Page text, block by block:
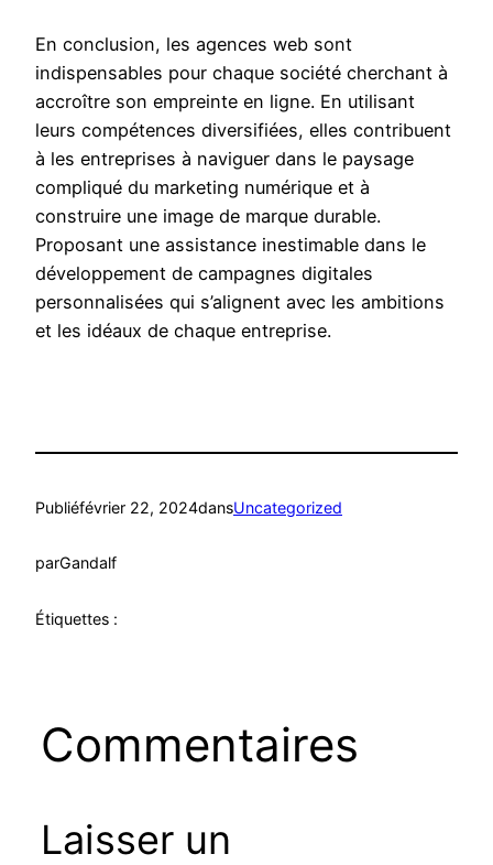
En conclusion, les agences web sont
indispensables pour chaque société cherchant à
accroître son empreinte en ligne. En utilisant
leurs compétences diversifiées, elles contribuent
à les entreprises à naviguer dans le paysage
compliqué du marketing numérique et à
construire une image de marque durable.
Proposant une assistance inestimable dans le
développement de campagnes digitales
personnalisées qui s’alignent avec les ambitions
et les idéaux de chaque entreprise.
Publiéfévrier 22, 2024dansUncategorized
parGandalf
Étiquettes :
Commentaires
Laisser un